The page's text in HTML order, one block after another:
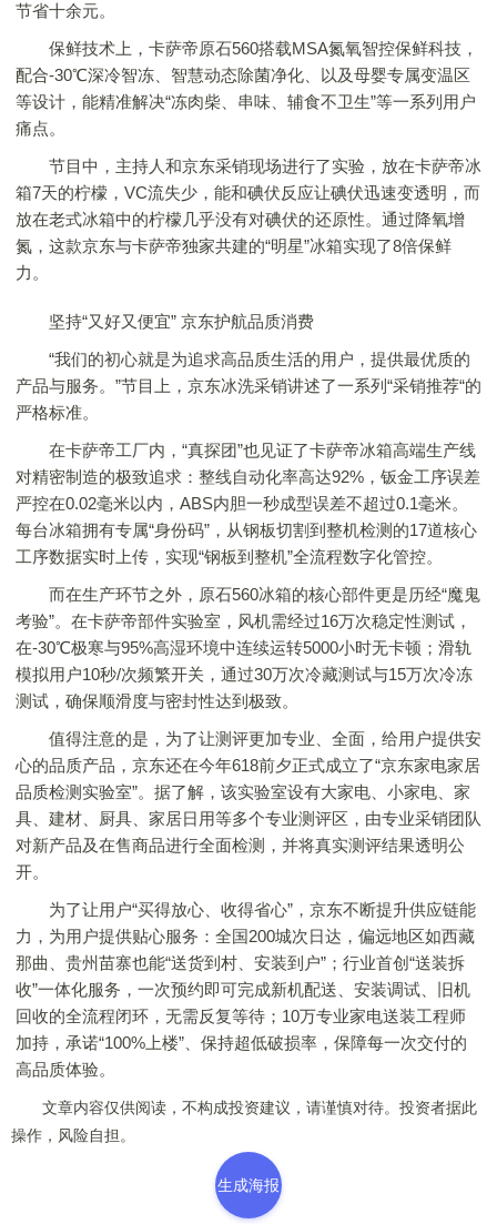
节省十余元。
保鲜技术上，卡萨帝原石560搭载MSA氮氧智控保鲜科技，
配合-30℃深冷智冻、智慧动态除菌净化、以及母婴专属变温区
等设计，能精准解决“冻肉柴、串味、辅食不卫生”等一系列用户
痛点。
节目中，主持人和京东采销现场进行了实验，放在卡萨帝冰
箱7天的柠檬，VC流失少，能和碘伏反应让碘伏迅速变透明，而
放在老式冰箱中的柠檬几乎没有对碘伏的还原性。通过降氧增
氮，这款京东与卡萨帝独家共建的“明星”冰箱实现了8倍保鲜
力。
坚持“又好又便宜” 京东护航品质消费
“我们的初心就是为追求高品质生活的用户，提供最优质的
产品与服务。”节目上，京东冰洗采销讲述了一系列“采销推荐“的
严格标准。
在卡萨帝工厂内，“真探团”也见证了卡萨帝冰箱高端生产线
对精密制造的极致追求：整线自动化率高达92%，钣金工序误差
严控在0.02毫米以内，ABS内胆一秒成型误差不超过0.1毫米。
每台冰箱拥有专属“身份码”，从钢板切割到整机检测的17道核心
工序数据实时上传，实现“钢板到整机”全流程数字化管控。
而在生产环节之外，原石560冰箱的核心部件更是历经“魔鬼
考验”。在卡萨帝部件实验室，风机需经过16万次稳定性测试，
在-30℃极寒与95%高湿环境中连续运转5000小时无卡顿；滑轨
模拟用户10秒/次频繁开关，通过30万次冷藏测试与15万次冷冻
测试，确保顺滑度与密封性达到极致。
值得注意的是，为了让测评更加专业、全面，给用户提供安
心的品质产品，京东还在今年618前夕正式成立了“京东家电家居
品质检测实验室”。据了解，该实验室设有大家电、小家电、家
具、建材、厨具、家居日用等多个专业测评区，由专业采销团队
对新产品及在售商品进行全面检测，并将真实测评结果透明公
开。
为了让用户“买得放心、收得省心”，京东不断提升供应链能
力，为用户提供贴心服务：全国200城次日达，偏远地区如西藏
那曲、贵州苗寨也能“送货到村、安装到户”；行业首创“送装拆
收”一体化服务，一次预约即可完成新机配送、安装调试、旧机
回收的全流程闭环，无需反复等待；10万专业家电送装工程师
加持，承诺“100%上楼”、保持超低破损率，保障每一次交付的
高品质体验。
文章内容仅供阅读，不构成投资建议，请谨慎对待。投资者据此
操作，风险自担。
生成海报